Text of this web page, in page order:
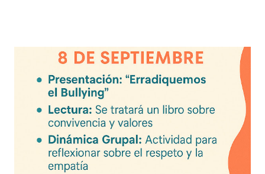
frecuentes Beneficios de utilizar estos exámenes trimestrales
Evaluaciones alineadas al programa oficial. Formato optimizado
para impresión o uso en plataformas educativas. Reactivos que
fortalecen la comprensión y el pensamiento crítico. Ideal para
formación docente y evaluación diagnóstica. Material
descargable PDF editable. Estos exámenes también pueden
integrarse en herramientas digitales pa...